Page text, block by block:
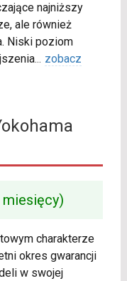
najniższy
ale również
Niski poziom
... zobacz
miesięcy)
charakterze
okres gwarancji
w swojej